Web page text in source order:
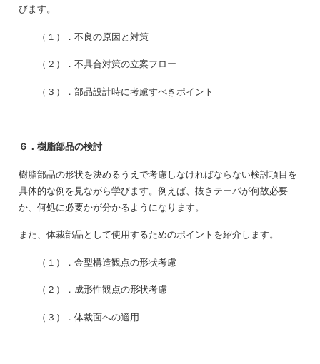
びます。
（１）．不良の原因と対策
（２）．不具合対策の立案フロー
（３）．部品設計時に考慮すべきポイント
６．樹脂部品の検討
樹脂部品の形状を決めるうえで考慮しなければならない検討項目を
具体的な例を見ながら学びます。例えば、抜きテーパが何故必要
か、何処に必要かが分かるようになります。
また、体裁部品として使用するためのポイントを紹介します。
（１）．金型構造観点の形状考慮
（２）．成形性観点の形状考慮
（３）．体裁面への適用